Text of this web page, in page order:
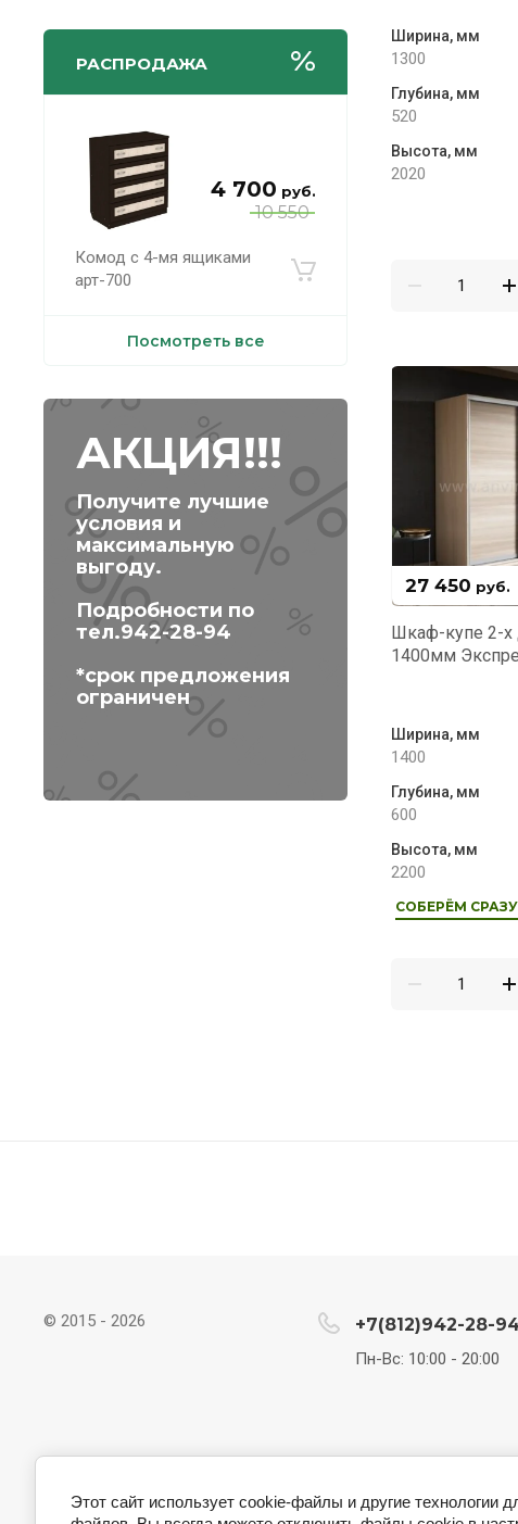
РАСПРОДАЖА
10 550
4 700 руб.
Комод с 4-мя ящиками
арт-700
Посмотреть все
АКЦИЯ!!!
Получите лучшие
условия и
максимальную
выгоду.
Подробности по
тел.942-28-94
*срок предложения
ограничен
Ширина, мм
1300
Глубина, мм
520
Высота, мм
2020
27 450 руб.
Шкаф-купе 2-х
1400мм
Ширина, мм
1400
Глубина, мм
600
Высота, мм
2200
СОБЕРЁМ
© 2015 - 2026 +7(812)942-28-
Пн-Вс: 10:00 - 20:00
Цвет мебели "София"
Этот сайт использует cookie-файлы и другие